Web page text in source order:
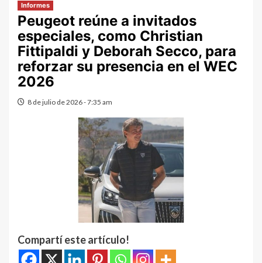
Informes
Peugeot reúne a invitados
especiales, como Christian
Fittipaldi y Deborah Secco, para
reforzar su presencia en el WEC
2026
8 de julio de 2026 - 7:35 am
Compartí este artículo!